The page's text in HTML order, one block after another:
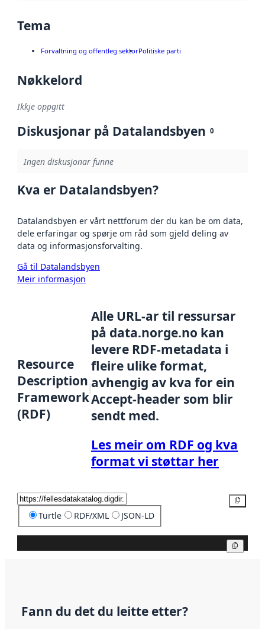
Tema
Forvaltning og offentleg sektorPolitiske parti
Nøkkelord
Ikkje oppgitt
Diskusjonar på Datalandsbyen 0
Ingen diskusjonar funne
Kva er Datalandsbyen?
Datalandsbyen er vårt nettforum der du kan be om data,
dele erfaringar og spørje om råd som gjeld deling av
data og informasjonsforvalting.
Gå til Datalandsbyen
Meir informasjon
Resource
Description
Framework
(RDF)
Alle URL-ar til ressursar
på data.norge.no kan
levere RDF-metadata i
fleire ulike format,
avhengig av kva for ein
Accept-header som blir
sendt med.
Les meir om RDF og kva
format vi støttar her
Turtle RDF/XML JSON-LD
Fann du det du leitte etter?